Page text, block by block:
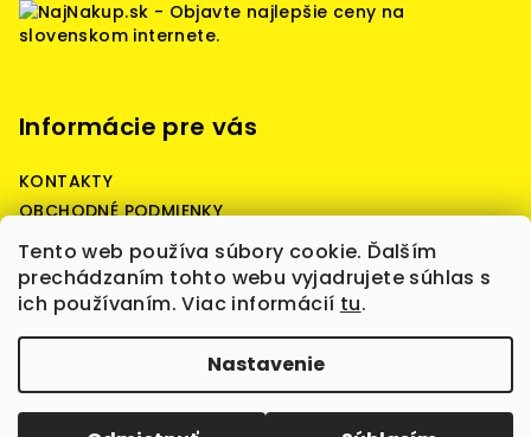
Tento web používa súbory cookie. Ďalším
prechádzaním tohto webu vyjadrujete súhlas s
ich používaním. Viac informácií tu.
Nastavenie
Informácie pre vás
KONTAKTY
OBCHODNÉ PODMIENKY
Reklamačné podmienky
Podmienky ochrany osobných údajov
Copyright 2026Battery Predaj - battery quality,
štartovacie, prístrojové, záložné batérie,
nabíjačky, boostre, WET, AGM, GEL, LiFePO4, batérie
Upraviť nastavenie cookies